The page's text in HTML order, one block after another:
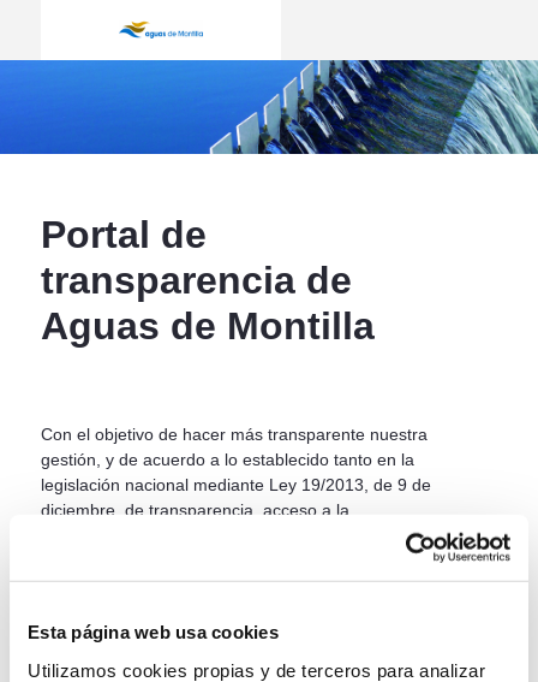
Esta página web usa cookies
Utilizamos cookies propias y de terceros para analizar
Inicio - Aguas de Montilla
ir a inicio
Portal de
transparencia de
Aguas de Montilla
Con el objetivo de hacer más transparente nuestra
gestión, y de acuerdo a lo establecido tanto en la
legislación nacional mediante Ley 19/2013, de 9 de
diciembre, de transparencia, acceso a la
información pública y buen gobierno, como en la
normativa autonómica, Ley 1-2014, de 24 de junio,
de Transparencia Pública de Andalucía, hemos
cual la ciudadanía podrá obtener información
actualizada de las actuaciones desarrolladas por la